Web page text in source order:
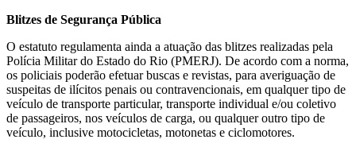
Blitzes de Segurança Pública
O estatuto regulamenta ainda a atuação das blitzes realizadas pela
Polícia Militar do Estado do Rio (PMERJ). De acordo com a norma,
os policiais poderão efetuar buscas e revistas, para averiguação de
suspeitas de ilícitos penais ou contravencionais, em qualquer tipo de
veículo de transporte particular, transporte individual e/ou coletivo
de passageiros, nos veículos de carga, ou qualquer outro tipo de
veículo, inclusive motocicletas, motonetas e ciclomotores.